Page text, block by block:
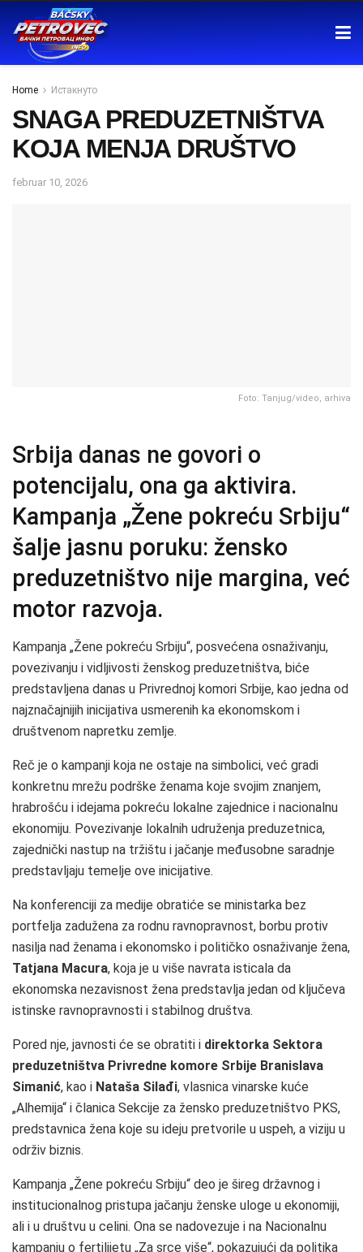
Home Истакнуто
SNAGA PREDUZETNIŠTVA
KOJA MENJA DRUŠTVO
februar 10, 2026
Foto: Tanjug/video, arhiva
Srbija danas ne govori o
potencijalu, ona ga aktivira.
Kampanja „Žene pokreću Srbiju“
šalje jasnu poruku: žensko
preduzetništvo nije margina, već
motor razvoja.
Kampanja „Žene pokreću Srbiju“, posvećena osnaživanju,
povezivanju i vidljivosti ženskog preduzetništva, biće
predstavljena danas u Privrednoj komori Srbije, kao jedna od
najznačajnijih inicijativa usmerenih ka ekonomskom i
društvenom napretku zemlje.
Reč je o kampanji koja ne ostaje na simbolici, već gradi
konkretnu mrežu podrške ženama koje svojim znanjem,
hrabrošću i idejama pokreću lokalne zajednice i nacionalnu
ekonomiju. Povezivanje lokalnih udruženja preduzetnica,
zajednički nastup na tržištu i jačanje međusobne saradnje
predstavljaju temelje ove inicijative.
Na konferenciji za medije obratiće se ministarka bez
portfelja zadužena za rodnu ravnopravnost, borbu protiv
nasilja nad ženama i ekonomsko i političko osnaživanje žena,
Tatjana Macura, koja je u više navrata isticala da
ekonomska nezavisnost žena predstavlja jedan od ključeva
istinske ravnopravnosti i stabilnog društva.
Pored nje, javnosti će se obratiti i direktorka Sektora
preduzetništva Privredne komore Srbije Branislava
Simanić, kao i Nataša Silađi, vlasnica vinarske kuće
„Alhemija“ i članica Sekcije za žensko preduzetništvo PKS,
predstavnica žena koje su ideju pretvorile u uspeh, a viziju u
održiv biznis.
Kampanja „Žene pokreću Srbiju“ deo je šireg državnog i
institucionalnog pristupa jačanju ženske uloge u ekonomiji,
ali i u društvu u celini. Ona se nadovezuje i na Nacionalnu
kampanju o fertilijetu „Za srce više“, pokazujući da politika